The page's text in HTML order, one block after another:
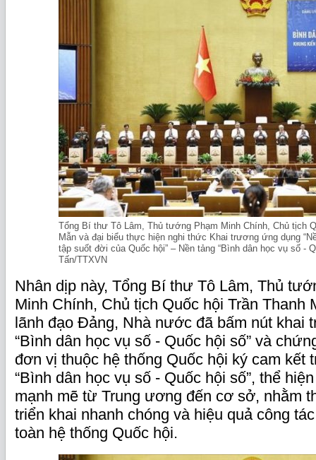
Tổng Bí thư Tô Lâm, Thủ tướng Phạm Minh Chính, Chủ tịch
Mẫn và đại biểu thực hiện nghi thức Khai trương ứng dụng
tập suốt đời của Quốc hội” – Nền tảng “Bình dân học vụ số -
Tấn/TTXVN
Nhân dịp này, Tổng Bí thư Tô Lâm, Thủ
Minh Chính, Chủ tịch Quốc hội Trần Thanh
lãnh đạo Đảng, Nhà nước đã bấm nút khai
“Bình dân học vụ số - Quốc hội số” và
đơn vị thuộc hệ thống Quốc hội ký cam kết
“Bình dân học vụ số - Quốc hội số”, thể
mạnh mẽ từ Trung ương đến cơ sở, nhằm
triển khai nhanh chóng và hiệu quả công
toàn hệ thống Quốc hội.